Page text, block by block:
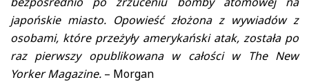
japońskie miasto. Opowieść złożona z wywiadów z
osobami, które przeżyły amerykański atak, została po
raz pierwszy opublikowana w całości w The New
Yorker Magazine. – Morgan